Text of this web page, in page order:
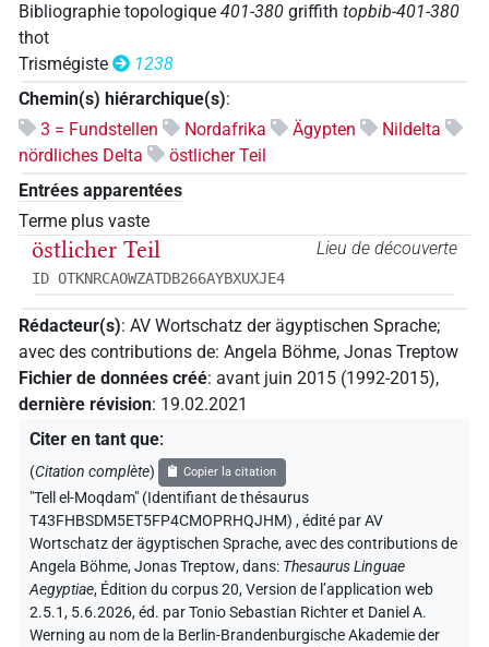
Bibliographie topologique 401-380 griffith topbib-401-380
thot
Trismégiste
1238
Chemin(s) hiérarchique(s):
3 = Fundstellen
Nordafrika Ägypten
Nildelta
nördliches Delta
östlicher Teil
Entrées apparentées
Terme plus vaste
Lieu de découverte
östlicher Teil
ID OTKNRCAOWZATDB266AYBXUXJE4
Rédacteur(s): AV Wortschatz der ägyptischen Sprache;
avec des contributions de: Angela Böhme, Jonas Treptow
Fichier de données créé: avant juin 2015 (1992-2015),
dernière révision: 19.02.2021
Citer en tant que:
(Citation complète) Copier la citation
"Tell el-Moqdam" (Identifiant de thésaurus
T43FHBSDM5ET5FP4CMOPRHQJHM) ,édité par AV
Wortschatz der ägyptischen Sprache,avec des contributions de
Angela Böhme,Jonas Treptow,dans: Thesaurus Linguae
Aegyptiae, Édition du corpus 20, Version de l’application web
2.5.1, 5.6.2026, éd. par Tonio Sebastian Richter et Daniel A.
Werning au nom de la Berlin-Brandenburgische Akademie der